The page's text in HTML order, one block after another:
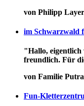
von Philipp
im Schwarzwald
"Hallo, eigentlich
freundlich. Für
von Familie
Fun-